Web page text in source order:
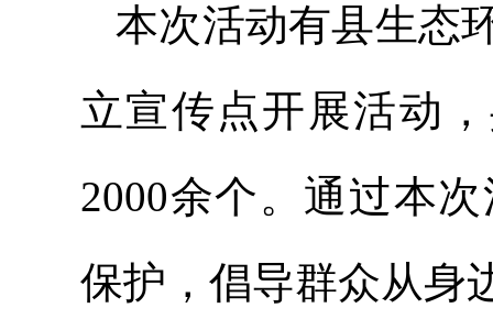
本次活动有县生态
立宣传点开展活动
2000余个。通过本
保护，倡导群众从身